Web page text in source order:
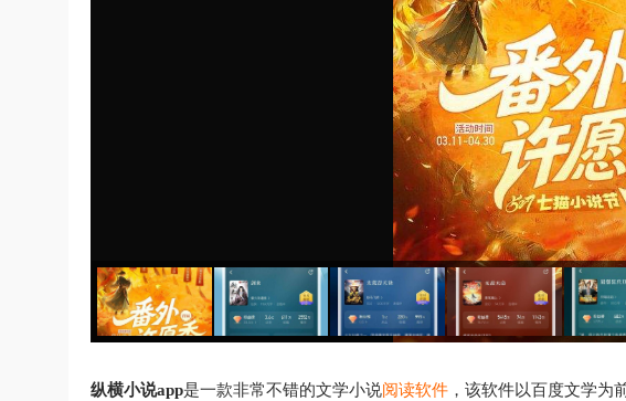
纵横小说app是一款非常不错的文学小说阅读软件 ，该软件以百度文学为